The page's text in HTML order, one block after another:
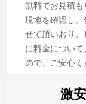
無料でお見積も
現地を確認し、
せて頂いおり
に料金につい
ので、ご安心く
激